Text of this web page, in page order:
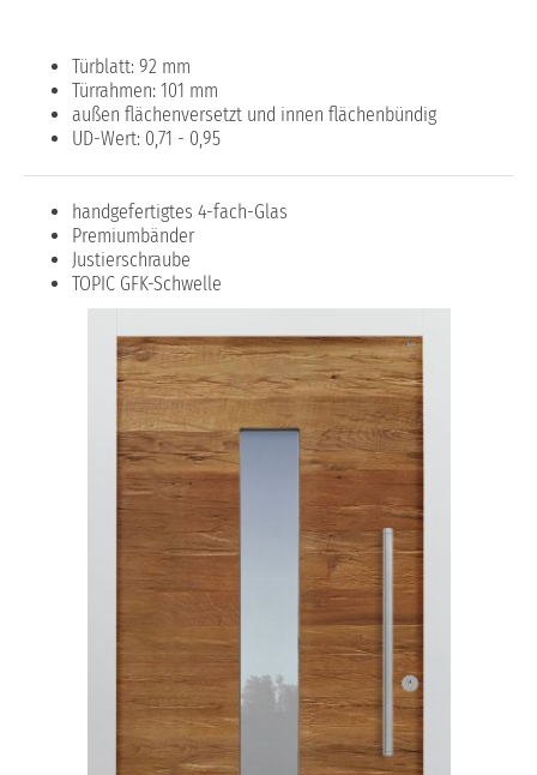
Türblatt: 92 mm
Türrahmen: 101 mm
außen flächenversetzt und innen flächenbündig
UD-Wert: 0,71 - 0,95
handgefertigtes 4-fach-Glas
Premiumbänder
Justierschraube
TOPIC GFK-Schwelle